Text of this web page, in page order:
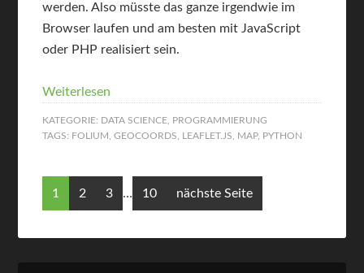
werden. Also müsste das ganze irgendwie im
Browser laufen und am besten mit JavaScript
oder PHP realisiert sein.
Weiterlesen
KATEGORIE: DATA SCIENCE
PROGRAMMIERUNG
TAGS: FOLIUM ,GEOCOORDS LEAFLET.JS MAP, PYTHON
1 2 3 … 10 nächste Seite